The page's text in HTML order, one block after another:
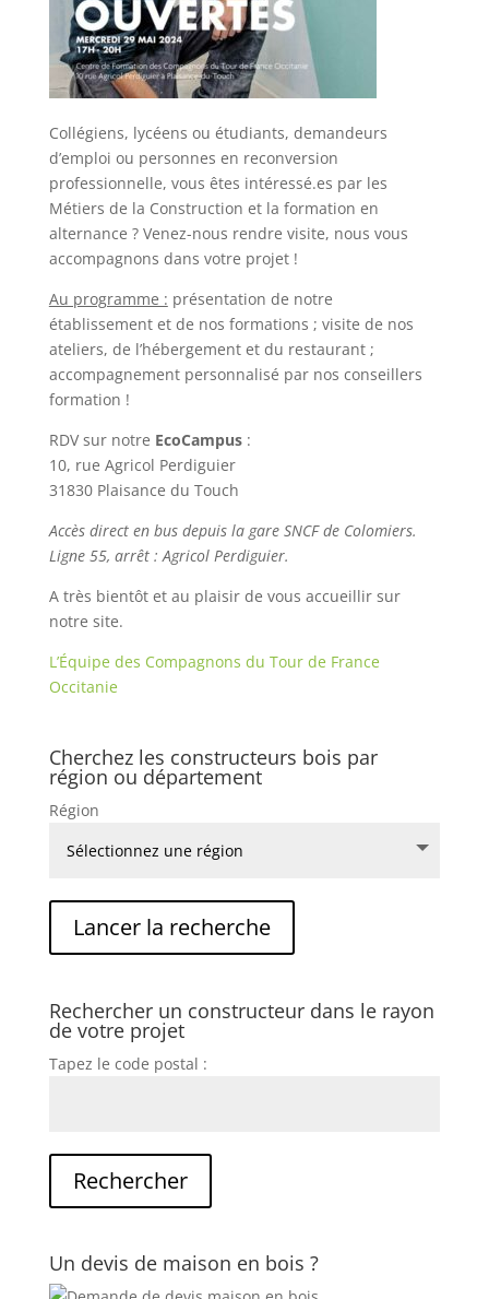
Collégiens, lycéens ou étudiants, demandeurs
d’emploi ou personnes en reconversion
professionnelle, vous êtes intéressé.es par les
Métiers de la Construction et la formation en
alternance ? Venez-nous rendre visite, nous vous
accompagnons dans votre projet !
Au programme : présentation de notre
établissement et de nos formations ; visite de nos
ateliers, de l’hébergement et du restaurant ;
accompagnement personnalisé par nos conseillers
formation !
RDV sur notre EcoCampus :
10, rue Agricol Perdiguier
31830 Plaisance du Touch
Accès direct en bus depuis la gare SNCF de Colomiers.
Ligne 55, arrêt : Agricol Perdiguier.
A très bientôt et au plaisir de vous accueillir sur
notre site.
L’Équipe des Compagnons du Tour de France
Occitanie
Cherchez les constructeurs bois par
région ou département
Région
Rechercher un constructeur dans le rayon
de votre projet
Tapez le code postal :
Un devis de maison en bois ?